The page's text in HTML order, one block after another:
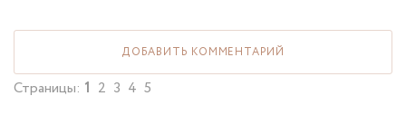
ДОБАВИТЬ КОММЕНТАРИЙ
Страницы: 1 2 3 4 5